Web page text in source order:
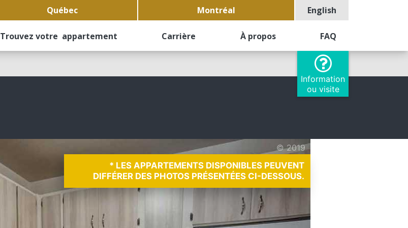
Québec Montréal English
Trouvez votre appartement Carrière À propos FAQ
Information
ou visite
© 2019
* LES APPARTEMENTS DISPONIBLES PEUVENT
DIFFÉRER DES PHOTOS PRÉSENTÉES CI-DESSOUS.